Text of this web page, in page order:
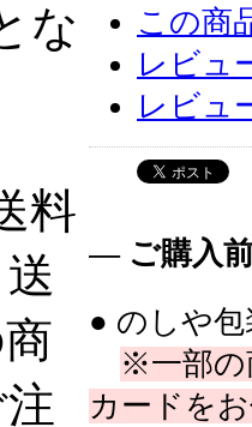
この商
レビュ
レビュ
― ご購入
● のしや
※一部の
カードを
な
料